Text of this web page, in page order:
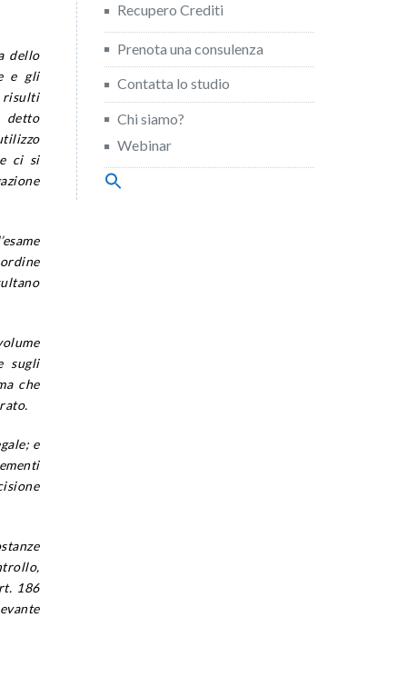
dello
e gli
risulti
detto
ci si
sugli
che
e
186
Recupero Crediti
Prenota una consulenza
Contatta lo studio
Chi siamo?
Webinar